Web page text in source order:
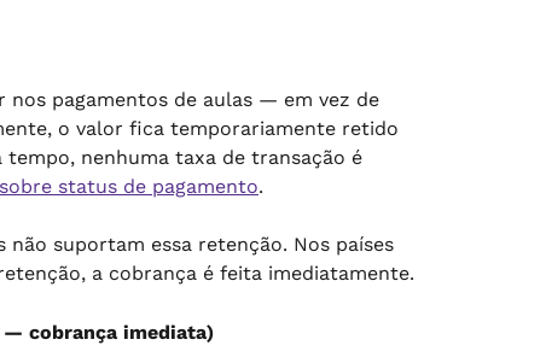
nos pagamentos de aulas — em vez de
o valor fica temporariamente retido
nenhuma taxa de transação é
status de pagamento.
suportam essa retenção. Nos países
a cobrança é feita imediatamente.
— cobrança imediata)